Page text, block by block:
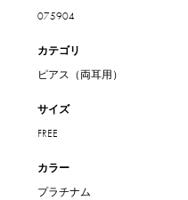
075904
カテゴリ
ピアス（両耳用）
サイズ
FREE
カラー
プラチナム